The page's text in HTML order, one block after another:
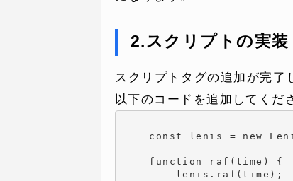
2.スクリプトの実装
スクリプトタグの追加が完了
以下のコードを追加してくだ
const lenis = new
    function raf(time) {
        lenis.raf(time);